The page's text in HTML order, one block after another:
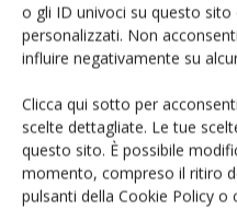
o gli ID univoci su questo
personalizzati. Non
influire negativamente su
Clicca qui sotto per
scelte dettagliate. Le tue
questo sito. È possibile
momento, compreso il ritiro
pulsanti della Cookie Policy o
Granlatte, stabilito
nel trimestre aprile-